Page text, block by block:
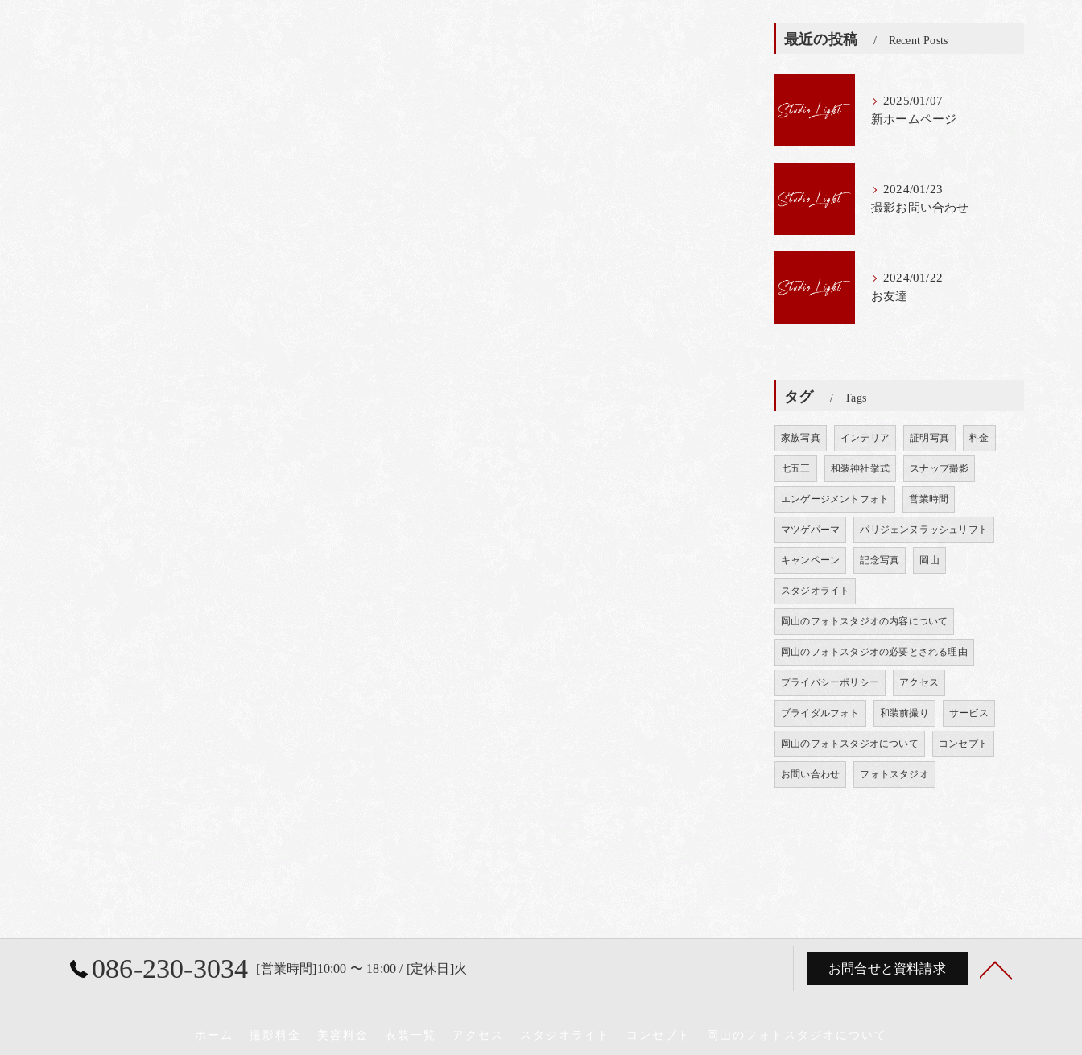
最近の投稿 Recent Posts
2025/01/07
新ホームページ
2024/01/23
撮影お問い合わせ
2024/01/22
お友達
タグ Tags
家族写真 インテリア 証明写真 料金
七五三 和装神社挙式 スナップ撮影
エンゲージメントフォト 営業時間
マツゲパーマ パリジェンヌラッシュリフト
キャンペーン 記念写真 岡山
スタジオライト
岡山のフォトスタジオの内容について
岡山のフォトスタジオの必要とされる理由
プライバシーポリシー アクセス
ブライダルフォト 和装前撮り サービス
岡山のフォトスタジオについて コンセプト
お問い合わせ フォトスタジオ
086-230-3034 [営業時間]10:00 〜 18:00 / [定休日]火 お問合せと資料請求